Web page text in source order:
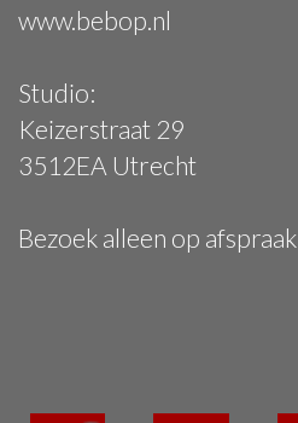
www.bebop.nl
Studio:
Keizerstraat 29
3512EA Utrecht
Bezoek alleen op afspraak